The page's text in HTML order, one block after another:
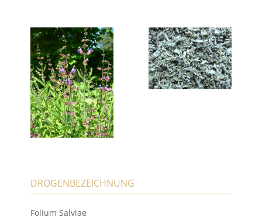
DROGENBEZEICHNUNG
Folium Salviae